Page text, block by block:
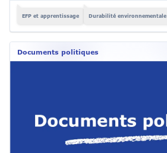
EFP et apprentissage Durabilité environnementale
Documents politiques